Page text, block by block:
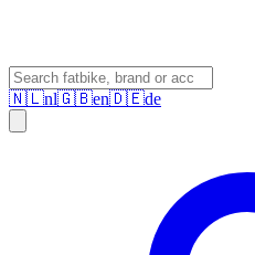
🇳🇱nl🇬🇧en🇩🇪de